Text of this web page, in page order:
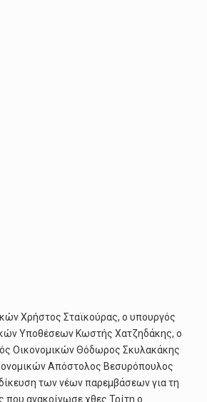
Χρήστος Σταϊκούρας, ο υπουργός
Υποθέσεων Κωστής Χατζηδάκης, ο
Οικονομικών Θόδωρος Σκυλακάκης
Απόστολος Βεσυρόπουλος
των νέων παρεμβάσεων για τη
που ανακοίνωσε χθες Τρίτη ο